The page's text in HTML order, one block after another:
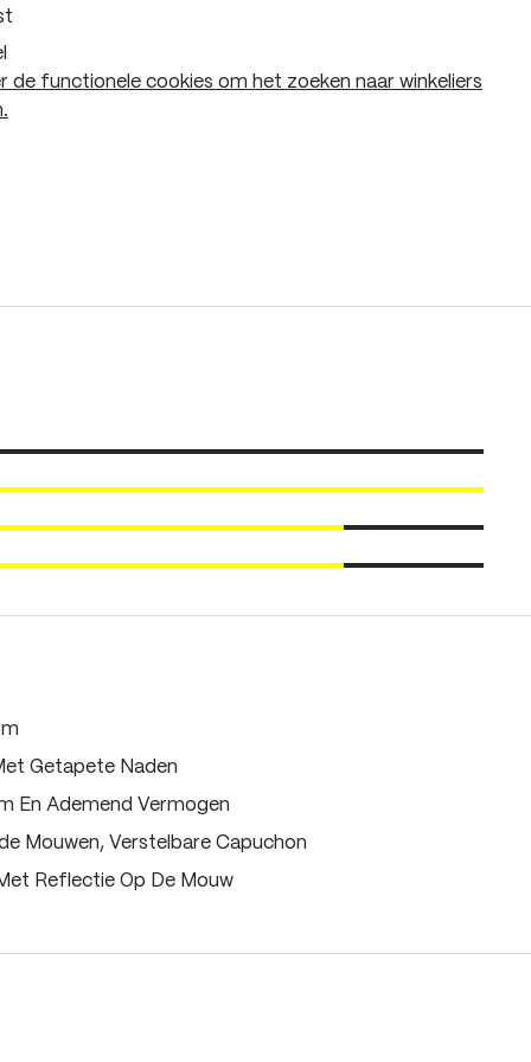
de functionele cookies om het zoeken naar winkeliers
Getapete Naden
En Ademend Vermogen
Mouwen, Verstelbare Capuchon
Reflectie Op De Mouw